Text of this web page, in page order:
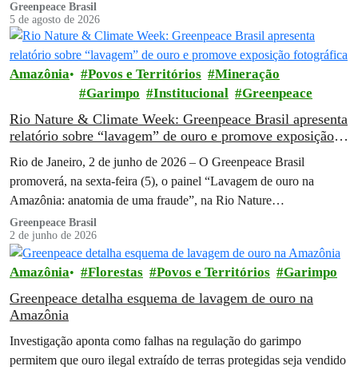
Greenpeace Brasil
5 de agosto de 2026
Amazônia Povos e Territórios
Mineração
Garimpo
Institucional Greenpeace
Rio Nature & Climate Week: Greenpeace Brasil apresenta
relatório sobre “lavagem” de ouro e promove exposição
Rio de Janeiro, 2 de junho de 2026 – O Greenpeace Brasil
promoverá, na sexta-feira (5), o painel “Lavagem de ouro na
Amazônia: anatomia de uma fraude”, na Rio Nature…
Greenpeace Brasil
2 de junho de 2026
Amazônia Florestas Povos e Territórios Garimpo
Greenpeace detalha esquema de lavagem de ouro na
Amazônia
Investigação aponta como falhas na regulação do garimpo
permitem que ouro ilegal extraído de terras protegidas seja vendido